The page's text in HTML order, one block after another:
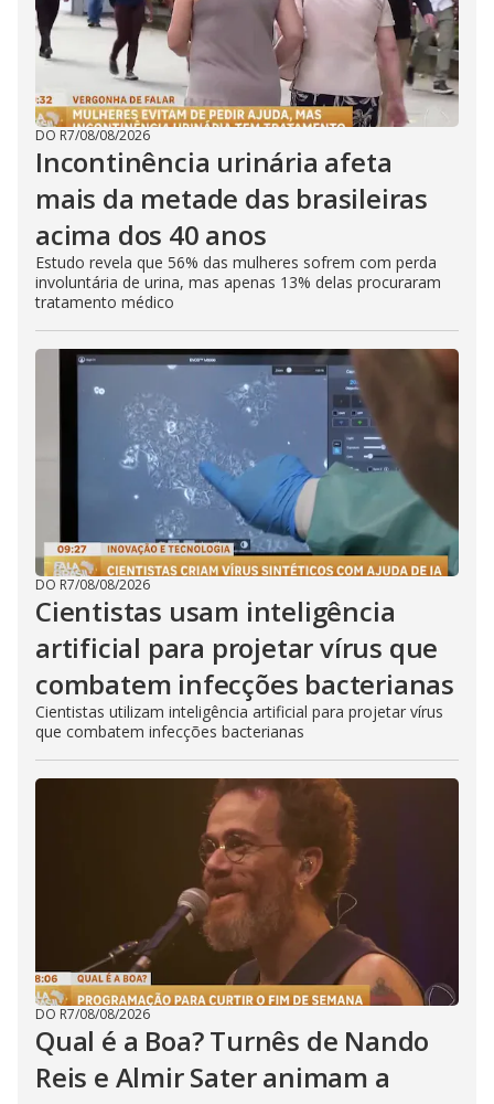
DO R7/08/08/2026
Incontinência urinária afeta
mais da metade das brasileiras
acima dos 40 anos
Estudo revela que 56% das mulheres sofrem com perda
involuntária de urina, mas apenas 13% delas procuraram
tratamento médico
DO R7/08/08/2026
Cientistas usam inteligência
artificial para projetar vírus que
combatem infecções bacterianas
Cientistas utilizam inteligência artificial para projetar vírus
que combatem infecções bacterianas
DO R7/08/08/2026
Qual é a Boa? Turnês de Nando
Reis e Almir Sater animam a